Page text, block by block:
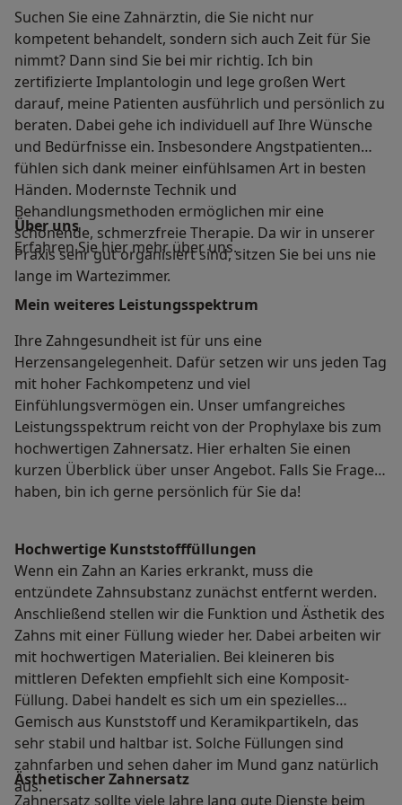
Suchen Sie eine Zahnärztin, die Sie nicht nur
kompetent behandelt, sondern sich auch Zeit für Sie
nimmt? Dann sind Sie bei mir richtig. Ich bin
zertifizierte Implantologin und lege großen Wert
darauf, meine Patienten ausführlich und persönlich zu
beraten. Dabei gehe ich individuell auf Ihre Wünsche
und Bedürfnisse ein. Insbesondere Angstpatienten
fühlen sich dank meiner einfühlsamen Art in besten
Händen. Modernste Technik und
Behandlungsmethoden ermöglichen mir eine
schonende, schmerzfreie Therapie. Da wir in unserer
Praxis sehr gut organisiert sind, sitzen Sie bei uns nie
lange im Wartezimmer.
Über uns
Erfahren Sie hier mehr über uns.
Mein weiteres Leistungs­spektrum
Ihre Zahngesundheit ist für uns eine
Herzensangelegenheit. Dafür setzen wir uns jeden Tag
mit hoher Fachkompetenz und viel
Einfühlungsvermögen ein. Unser umfangreiches
Leistungsspektrum reicht von der Prophylaxe bis zum
hochwertigen Zahnersatz. Hier erhalten Sie einen
kurzen Überblick über unser Angebot. Falls Sie Fragen
haben, bin ich gerne persönlich für Sie da!
Hochwertige Kunststofffüllungen
Wenn ein Zahn an Karies erkrankt, muss die
entzündete Zahnsubstanz zunächst entfernt werden.
Anschließend stellen wir die Funktion und Ästhetik des
Zahns mit einer Füllung wieder her. Dabei arbeiten wir
mit hochwertigen Materialien. Bei kleineren bis
mittleren Defekten empfiehlt sich eine Komposit-
Füllung. Dabei handelt es sich um ein spezielles
Gemisch aus Kunststoff und Keramikpartikeln, das
sehr stabil und haltbar ist. Solche Füllungen sind
zahnfarben und sehen daher im Mund ganz natürlich
aus.
Ästhetischer Zahnersatz
Zahnersatz sollte viele Jahre lang gute Dienste beim